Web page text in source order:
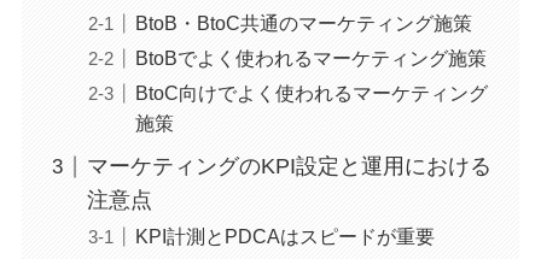
BtoB・BtoC共通のマーケティング施策
BtoBでよく使われるマーケティング施策
BtoC向けでよく使われるマーケティング
施策
マーケティングのKPI設定と運用における
注意点
KPI計測とPDCAはスピードが重要